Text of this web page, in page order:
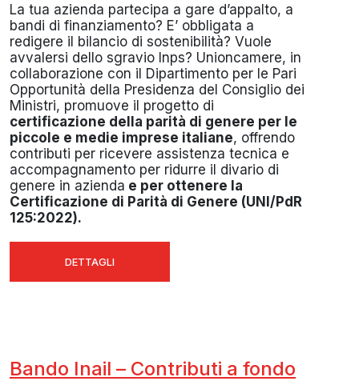
La tua azienda partecipa a gare d’appalto, a
bandi di finanziamento? E’ obbligata a
redigere il bilancio di sostenibilità? Vuole
avvalersi dello sgravio Inps? Unioncamere, in
collaborazione con il Dipartimento per le Pari
Opportunità della Presidenza del Consiglio dei
Ministri, promuove il progetto di
certificazione della parità di genere per le
piccole e medie imprese italiane, offrendo
contributi per ricevere assistenza tecnica e
accompagnamento per ridurre il divario di
genere in azienda e per ottenere la
Certificazione di Parità di Genere (UNI/PdR
125:2022).
DETTAGLI
Bando Inail – Contributi a fondo